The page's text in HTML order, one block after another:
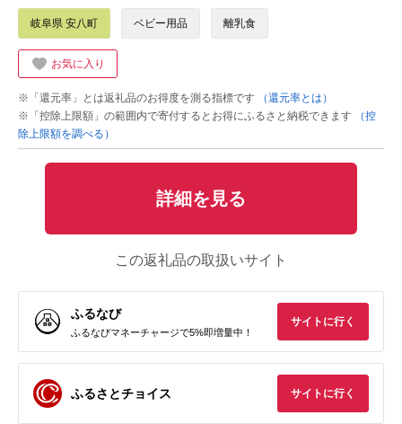
岐阜県 安八町 ベビー用品 離乳食
お気に入り
※「還元率」とは返礼品のお得度を測る指標です
（還元率とは）
※「控除上限額」の範囲内で寄付するとお得にふるさと納税できます
（控
除上限額を調べる）
詳細を見る
この返礼品の取扱いサイト
ふるなび
ふるなびマネーチャージで5%即増量中！
サイトに行く
ふるさとチョイス サイトに行く